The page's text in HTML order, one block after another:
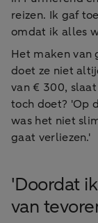
reizen. Ik gaf
omdat ik alles
Het maken van
doet ze niet
van € 300,
toch doet? 'Op
was het niet
gaat verliezen.'
'Doordat
van